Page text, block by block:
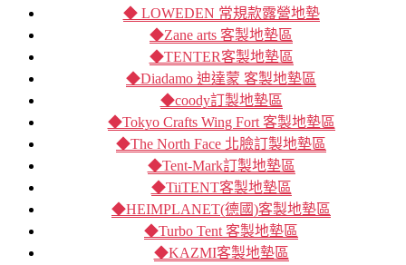
◆ LOWEDEN 常規款露營地墊
◆Zane arts 客製地墊區
◆TENTER客製地墊區
◆Diadamo 迪達蒙 客製地墊區
◆coody訂製地墊區
◆Tokyo Crafts Wing Fort 客製地墊區
◆The North Face 北臉訂製地墊區
◆Tent-Mark訂製地墊區
◆TiiTENT客製地墊區
◆HEIMPLANET(德國)客製地墊區
◆Turbo Tent 客製地墊區
◆KAZMI客製地墊區